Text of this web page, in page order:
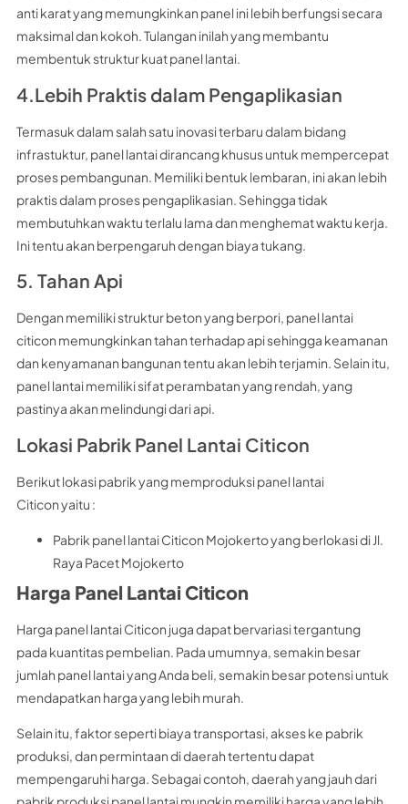
anti karat yang memungkinkan panel ini lebih berfungsi secara
maksimal dan kokoh. Tulangan inilah yang membantu
membentuk struktur kuat panel lantai.
4.Lebih Praktis dalam Pengaplikasian
Termasuk dalam salah satu inovasi terbaru dalam bidang
infrastuktur, panel lantai dirancang khusus untuk mempercepat
proses pembangunan. Memiliki bentuk lembaran, ini akan lebih
praktis dalam proses pengaplikasian. Sehingga tidak
membutuhkan waktu terlalu lama dan menghemat waktu kerja.
Ini tentu akan berpengaruh dengan biaya tukang.
5. Tahan Api
Dengan memiliki struktur beton yang berpori, panel lantai
citicon memungkinkan tahan terhadap api sehingga keamanan
dan kenyamanan bangunan tentu akan lebih terjamin. Selain itu,
panel lantai memiliki sifat perambatan yang rendah, yang
pastinya akan melindungi dari api.
Lokasi Pabrik Panel Lantai Citicon
Berikut lokasi pabrik yang memproduksi panel lantai
Citicon yaitu :
Pabrik panel lantai Citicon Mojokerto yang berlokasi di Jl.
Raya Pacet Mojokerto
Harga Panel Lantai Citicon
Harga panel lantai Citicon juga dapat bervariasi tergantung
pada kuantitas pembelian. Pada umumnya, semakin besar
jumlah panel lantai yang Anda beli, semakin besar potensi untuk
mendapatkan harga yang lebih murah.
Selain itu, faktor seperti biaya transportasi, akses ke pabrik
produksi, dan permintaan di daerah tertentu dapat
mempengaruhi harga. Sebagai contoh, daerah yang jauh dari